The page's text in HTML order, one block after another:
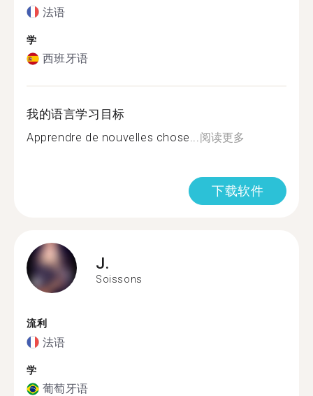
法语
学
西班牙语
我的语言学习目标
Apprendre de nouvelles chose...阅读更多
下载软件
J.
Soissons
流利
法语
学
葡萄牙语